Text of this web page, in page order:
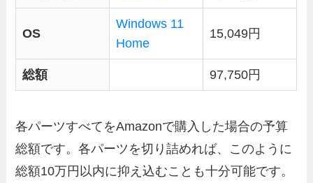
OS
Windows 11
Home
15,049円
総額 97,750円
各パーツすべてをAmazonで購入した場合の予算
総額です。各パーツを切り詰めれば、このように
総額10万円以内に抑え込むことも十分可能です。